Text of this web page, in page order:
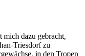
mich dazu gebracht,
Triesdorf zu
in den Tropen